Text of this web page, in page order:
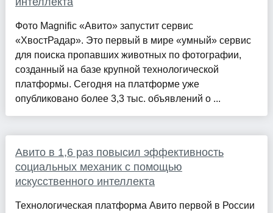
Фото Magnific «Авито» запустит сервис
«ХвостРадар». Это первый в мире «умный» сервис
для поиска пропавших животных по фотографии,
созданный на базе крупной технологической
платформы. Сегодня на платформе уже
опубликовано более 3,3 тыс. объявлений о ...
Авито в 1,6 раз повысил эффективность
социальных механик с помощью
искусственного интеллекта
Технологическая платформа Авито первой в России